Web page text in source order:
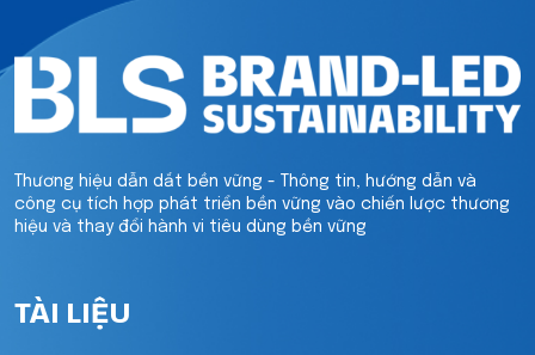
Thương hiệu dẫn dắt bền vững - Thông tin, hướng dẫn và
công cụ tích hợp phát triển bền vững vào chiến lược thương
hiệu và thay đổi hành vi tiêu dùng bền vững
TÀI LIỆU